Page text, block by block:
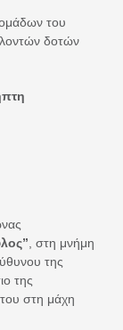
του
δοτών
, στη μνήμη
της
της
στη μάχη